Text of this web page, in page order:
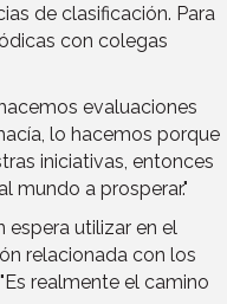
de clasificación. Para
con colegas
evaluaciones
lo hacemos porque
iniciativas, entonces
mundo a prosperar."
espera utilizar en el
relacionada con los
realmente el camino